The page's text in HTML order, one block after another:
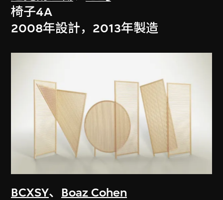
椅子4A
2008年設計，2013年製造
BCXSY、 Boaz Cohen